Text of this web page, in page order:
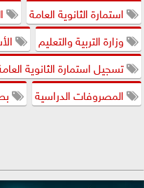
استمارة الثانوية العامة
وزارة التربية والتعليم
تسجيل استمارة الثانوية العامة
المصروفات الدراسية